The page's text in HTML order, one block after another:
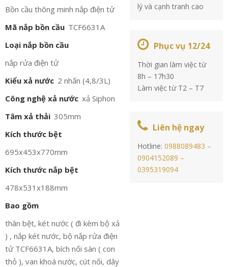
Bồn cầu thông minh nắp điện tử
Mã nắp bồn cầu TCF6631A
Loại nắp bồn cầu
nắp rửa điện tử
Kiểu xả nước 2 nhấn (4,8/3L)
Công nghệ xả nước xả Siphon
Tâm xả thải 305mm
Kích thước bệt
695x453x770mm
Kích thước nắp bệt
478x531x188mm
Bao gồm
thân bệt, két nước ( đi kèm bộ xả
) , nắp két nước, bộ nắp rửa điện
tử TCF6631A, bích nối sàn ( con
thỏ ), van khoá nước, cút nối, dây
lý và cạnh tranh cao
Phục vụ 12/24
Thời gian làm việc từ
8h – 17h30
Làm việc từ T2 – T7
Liên hệ ngay
Hotline:0988089483 –
0904152089 –
0395319094